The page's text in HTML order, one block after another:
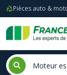
Pièces auto &